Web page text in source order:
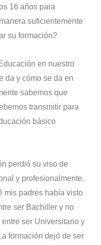
16 años para
suficientemente
su formación?
en nuestro
da y cómo se da en
sabemos que
transmitir para
básico
perdió su viso de
y profesionalmente.
mis padres había visto
ser Bachiller y no
ser Universitario y
formación dejó de ser